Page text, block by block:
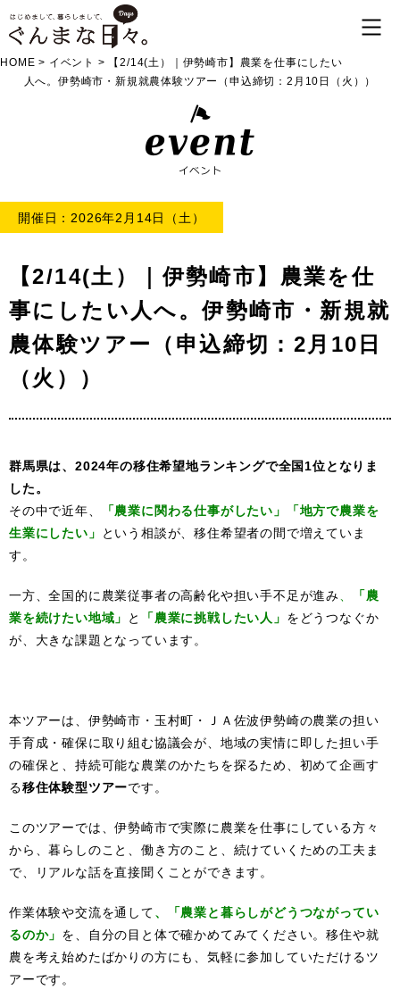
HOME > イベント >
【2/14(土）｜伊勢崎市】農業を仕事にしたい
人へ。伊勢崎市・新規就農体験ツアー（申込締切：2月10日（火））
開催日：2026年2月14日（土）
【2/14(土）｜伊勢崎市】農業を仕
事にしたい人へ。伊勢崎市・新規就
農体験ツアー（申込締切：2月10日
（火））
群馬県は、2024年の移住希望地ランキングで全国1位となりま
した。
その中で近年、
「農業に関わる仕事がしたい」「地方で農業を
生業にしたい」
という相談が、移住希望者の間で増えていま
す。
一方、全国的に農業従事者の高齢化や担い手不足が進み
「農
業を続けたい地域」
と 「農業に挑戦したい人」 をどうつなぐか
が、大きな課題となっています。
本ツアーは、伊勢崎市・玉村町・ＪＡ佐波伊勢崎の農業の担い
手育成・確保に取り組む協議会が、地域の実情に即した担い手
の確保と、持続可能な農業のかたちを探るため、初めて企画す
る移住体験型ツアーです。
このツアーでは、伊勢崎市で実際に農業を仕事にしている方々
から、暮らしのこと、働き方のこと、続けていくための工夫ま
で、リアルな話を直接聞くことができます。
作業体験や交流を通して、「農業と暮らしがどうつながってい
るのか」 を、自分の目と体で確かめてみてください。移住や就
農を考え始めたばかりの方にも、気軽に参加していただけるツ
アーです。